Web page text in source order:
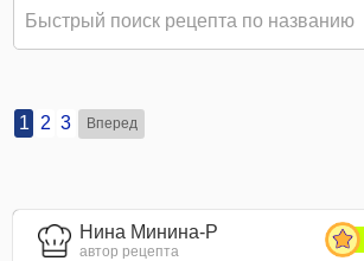
1 2 3 Вперед
Нина Минина-Р
автор рецепта